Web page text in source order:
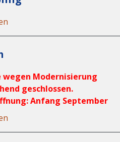
Modernisierung
geschlossen.
Anfang September